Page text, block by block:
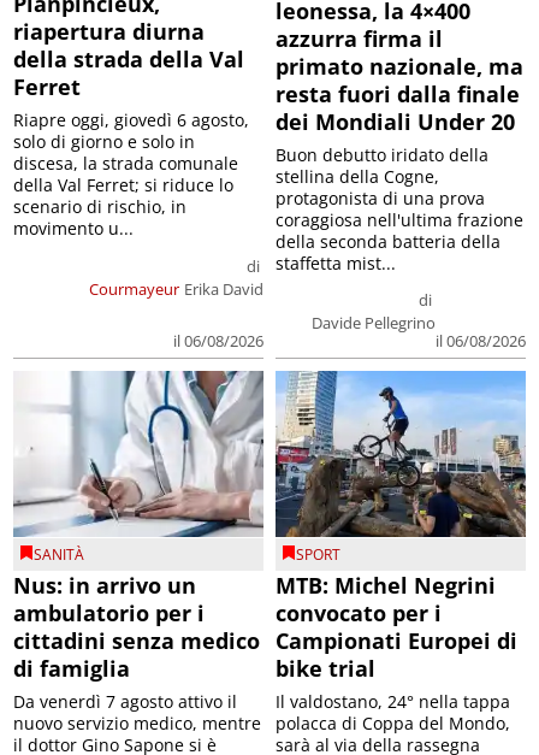
riapertura diurna
della strada della Val
Ferret
Courmayeur
di
Erika David
il 06/08/2026
Riapre oggi, giovedì 6 agosto,
solo di giorno e solo in
discesa, la strada comunale
della Val Ferret; si riduce lo
scenario di rischio, in
movimento u...
leonessa, la 4×400
azzurra firma il
primato nazionale, ma
resta fuori dalla finale
dei Mondiali Under 20
di
Davide Pellegrino
il 06/08/2026
Buon debutto iridato della
stellina della Cogne,
protagonista di una prova
coraggiosa nell'ultima frazione
della seconda batteria della
staffetta mist...
SANITÀ
Nus: in arrivo un
ambulatorio per i
cittadini senza medico
di famiglia
Da venerdì 7 agosto attivo il
nuovo servizio medico, mentre
il dottor Gino Sapone si è
SPORT
MTB: Michel Negrini
convocato per i
Campionati Europei di
bike trial
Il valdostano, 24° nella tappa
polacca di Coppa del Mondo,
sarà al via della rassegna